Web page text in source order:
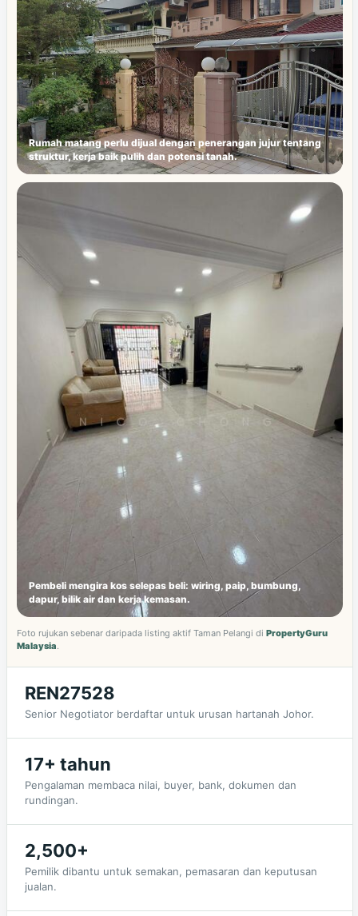
Rumah matang perlu dijual dengan penerangan jujur tentang
struktur, kerja baik pulih dan potensi tanah.
Pembeli mengira kos selepas beli: wiring, paip, bumbung,
dapur, bilik air dan kerja kemasan.
Foto rujukan sebenar daripada listing aktif Taman Pelangi di PropertyGuru
Malaysia.
REN27528
Senior Negotiator berdaftar untuk urusan hartanah Johor.
17+ tahun
Pengalaman membaca nilai, buyer, bank, dokumen dan
rundingan.
2,500+
Pemilik dibantu untuk semakan, pemasaran dan keputusan
jualan.